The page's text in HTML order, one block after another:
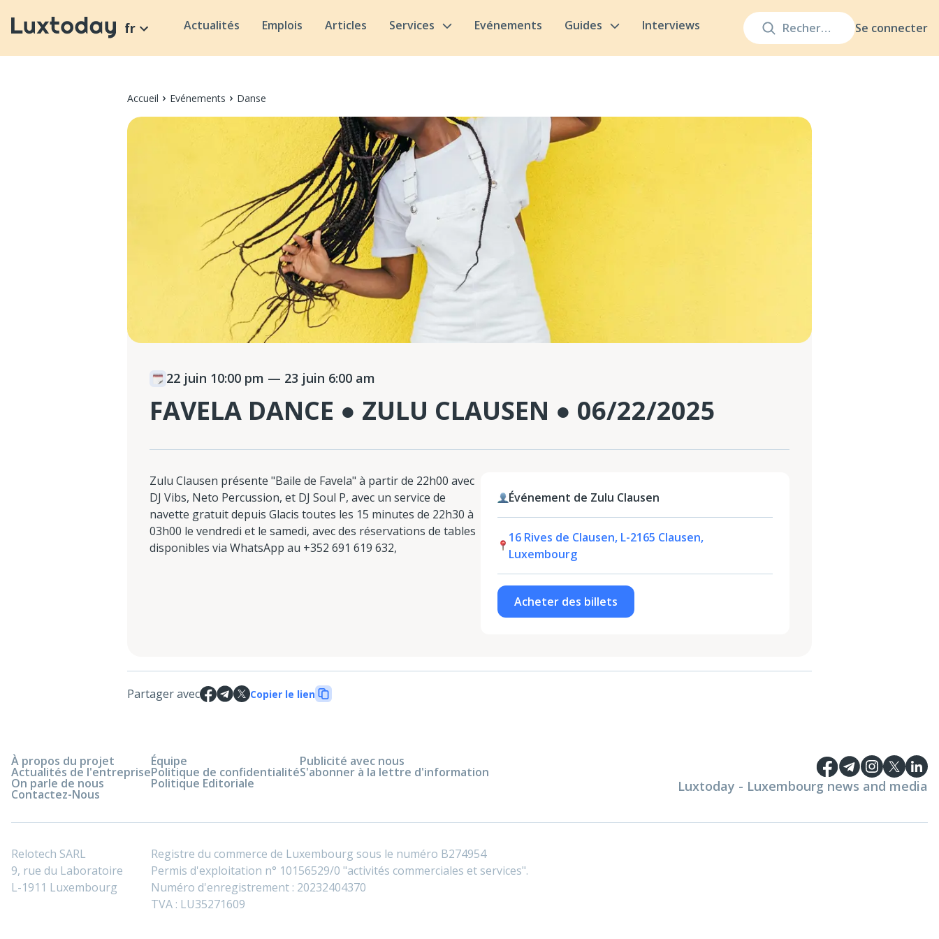
Se connecter
fr Actualités Emplois Articles Services Evénements Guides Interviews
Accueil Evénements Danse
22 juin 10:00 pm — 23 juin 6:00 am
FAVELA DANCE ● ZULU CLAUSEN ● 06/22/2025
Zulu Clausen présente "Baile de Favela" à partir de 22h00 avec
DJ Vibs, Neto Percussion, et DJ Soul P, avec un service de
navette gratuit depuis Glacis toutes les 15 minutes de 22h30 à
03h00 le vendredi et le samedi, avec des réservations de tables
disponibles via WhatsApp au +352 691 619 632,
Événement de Zulu Clausen
16 Rives de Clausen, L-2165 Clausen,
Luxembourg
Acheter des billets
Partager avec Copier le lien
À propos du projet
Actualités de l'entreprise
On parle de nous
Contactez-Nous
Équipe
Politique de confidentialité
Politique Editoriale
Publicité avec nous
S'abonner à la lettre d'information
Luxtoday - Luxembourg news and media
Relotech SARL
9, rue du Laboratoire
L-1911 Luxembourg
Registre du commerce de Luxembourg sous le numéro B274954
Permis d'exploitation n° 10156529/0 "activités commerciales et services".
Numéro d'enregistrement : 20232404370
TVA : LU35271609